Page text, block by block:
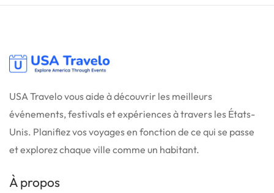
USA Travelo vous aide à découvrir les meilleurs
événements, festivals et expériences à travers les États-
Unis. Planifiez vos voyages en fonction de ce qui se passe
et explorez chaque ville comme un habitant.
À propos